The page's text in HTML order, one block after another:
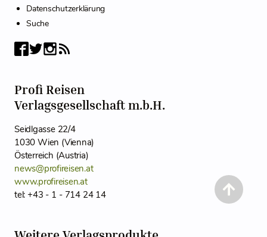
Datenschutzerklärung
Suche
Profi Reisen
Verlagsgesellschaft m.b.H.
Seidlgasse 22/4
1030 Wien (Vienna)
Österreich (Austria)
news@profireisen.at
www.profireisen.at
tel: +43 - 1 - 714 24 14